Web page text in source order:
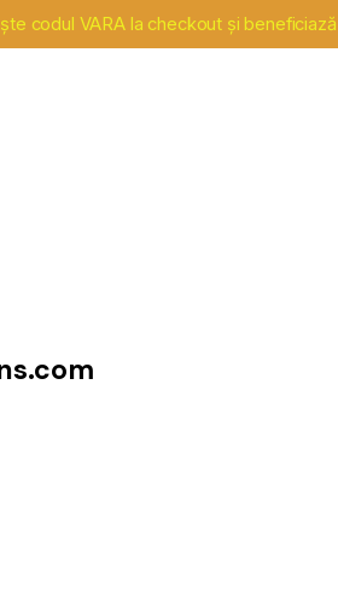
codul VARA la checkout și